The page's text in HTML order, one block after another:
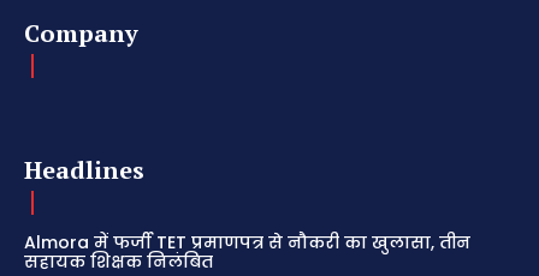
Company
Headlines
Almora में फर्जी TET प्रमाणपत्र से नौकरी का खुलासा, तीन
सहायक शिक्षक निलंबित